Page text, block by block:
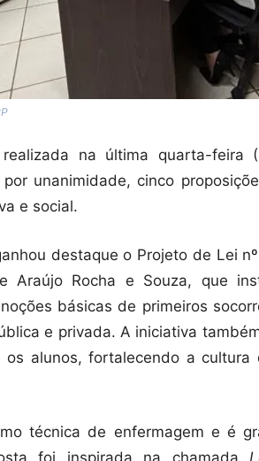
na última quarta-feira
por unanimidade, cinco
e social.
destaque o Projeto de Lei
Araújo Rocha e Souza, que
básicas de primeiros
e privada. A iniciativa
os alunos, fortalecendo a cultura
técnica de enfermagem e é
foi inspirada na chamada